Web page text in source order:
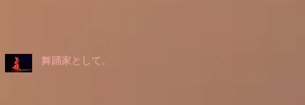
舞踊家として。